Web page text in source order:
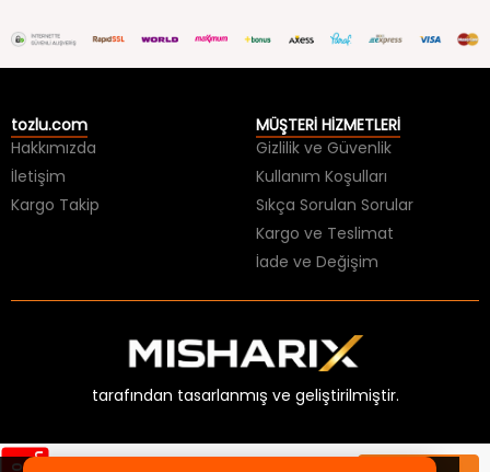
tozlu.com
Hakkımızda
İletişim
Kargo Takip
MÜŞTERİ HİZMETLERİ
Gizlilik ve Güvenlik
Kullanım Koşulları
Sıkça Sorulan Sorular
Kargo ve Teslimat
İade ve Değişim
tarafından tasarlanmış ve geliştirilmiştir.